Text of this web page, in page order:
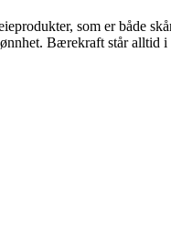
som er både
Bærekraft står alltid